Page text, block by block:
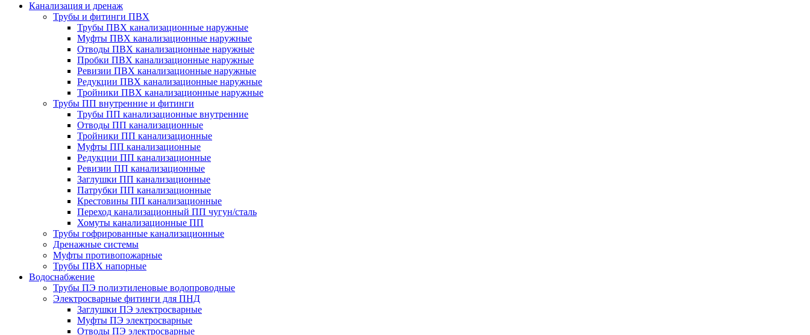
Канализация и дренаж
Трубы и фитинги ПВХ
Трубы ПВХ канализационные наружные
Муфты ПВХ канализационные наружные
Отводы ПВХ канализационные наружные
Пробки ПВХ канализационные наружные
Ревизии ПВХ канализационные наружные
Редукции ПВХ канализационные наружные
Тройники ПВХ канализационные наружные
Трубы ПП внутренние и фитинги
Трубы ПП канализационные внутренние
Отводы ПП канализационные
Тройники ПП канализационные
Муфты ПП канализационные
Редукции ПП канализационные
Ревизии ПП канализационные
Заглушки ПП канализационные
Патрубки ПП канализационные
Крестовины ПП канализационные
Переход канализационный ПП чугун/сталь
Хомуты канализационные ПП
Трубы гофрированные канализационные
Дренажные системы
Муфты противопожарные
Трубы ПВХ напорные
Водоснабжение
Трубы ПЭ полиэтиленовые водопроводные
Электросварные фитинги для ПНД
Заглушки ПЭ электросварные
Муфты ПЭ электросварные
Отводы ПЭ электросварные